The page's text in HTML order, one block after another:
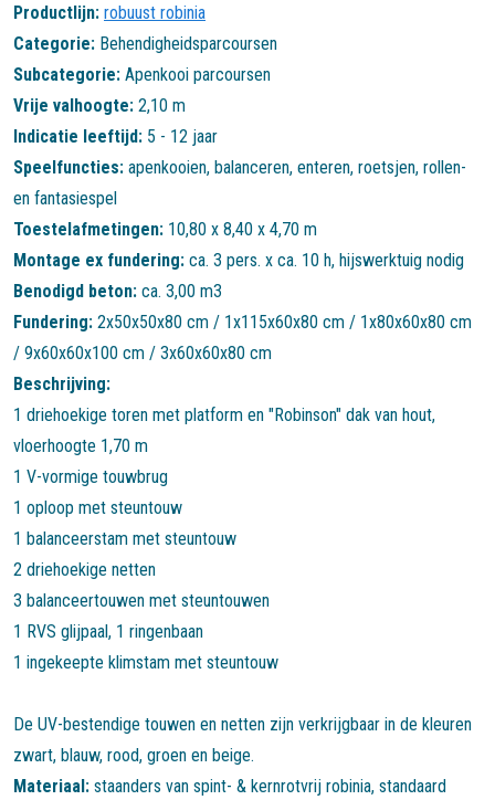
Productlijn: robuust robinia
Categorie: Behendigheidsparcoursen
Subcategorie: Apenkooi parcoursen
Vrije valhoogte: 2,10 m
Indicatie leeftijd: 5 - 12 jaar
Speelfuncties: apenkooien, balanceren, enteren, roetsjen, rollen-
en fantasiespel
Toestelafmetingen: 10,80 x 8,40 x 4,70 m
Montage ex fundering: ca. 3 pers. x ca. 10 h, hijswerktuig nodig
Benodigd beton: ca. 3,00 m3
Fundering: 2x50x50x80 cm / 1x115x60x80 cm / 1x80x60x80 cm
/ 9x60x60x100 cm / 3x60x60x80 cm
Beschrijving:
1 driehoekige toren met platform en "Robinson" dak van hout,
vloerhoogte 1,70 m
1 V-vormige touwbrug
1 oploop met steuntouw
1 balanceerstam met steuntouw
2 driehoekige netten
3 balanceertouwen met steuntouwen
1 RVS glijpaal, 1 ringenbaan
1 ingekeepte klimstam met steuntouw
De UV-bestendige touwen en netten zijn verkrijgbaar in de kleuren
zwart, blauw, rood, groen en beige.
Materiaal: staanders van spint- & kernrotvrij robinia, standaard